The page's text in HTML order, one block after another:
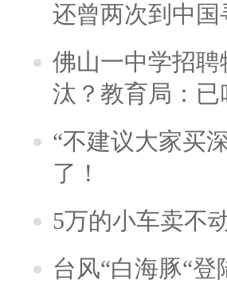
还曾两次到中国
佛山一中学招
汰？教育局：
“不建议大家买
了！
5万的小车卖不
台风“白海豚“